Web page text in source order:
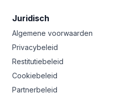
Juridisch
Algemene voorwaarden
Privacybeleid
Restitutiebeleid
Cookiebeleid
Partnerbeleid